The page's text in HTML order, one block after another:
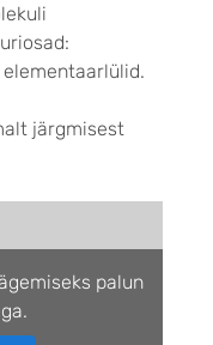
järgmisest
palun